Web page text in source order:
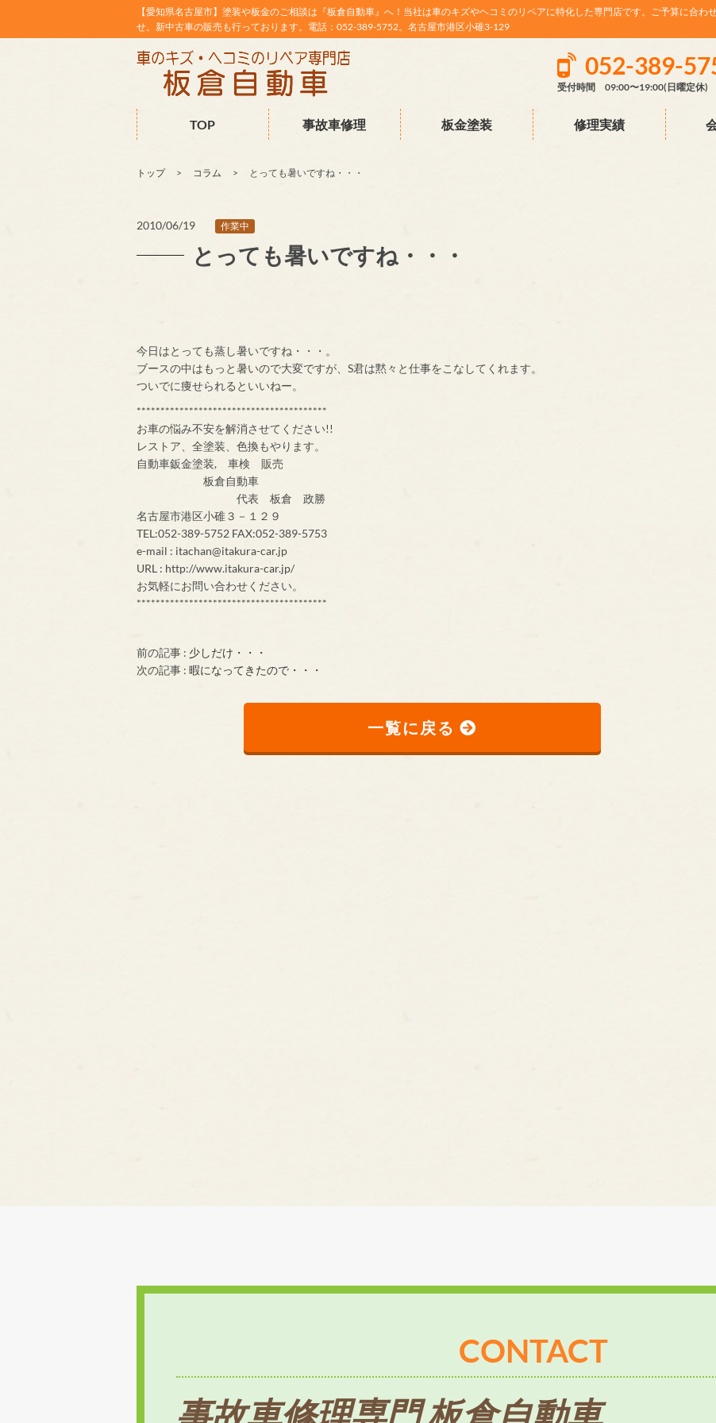
【愛知県名古屋市】塗装や板金のご相談は『板倉自動車』へ！当社は車のキズやヘコミのリペアに特化した専門店です。ご予算に合わ
せ。新中古車の販売も行っております。電話：052-389-5752。名古屋市港区小碓3-129
052-389-
受付時間 09:00〜19:00(日曜定休)
TOP 事故車修理 板金塗装 修理実績
トップ コラム とっても暑いですね・・・
2010/06/19 作業中
とっても暑いですね・・・
今日はとっても蒸し暑いですね・・・。
ブースの中はもっと暑いので大変ですが、S君は黙々と仕事をこなしてくれます。
ついでに痩せられるといいねー。
****************************************
お車の悩み不安を解消させてください!!
レストア、全塗装、色換もやります。
自動車鈑金塗装, 車検 販売
板倉自動車
代表 板倉 政勝
名古屋市港区小碓３－１２９
TEL:052-389-5752 FAX:052-389-5753
e-mail : itachan@itakura-car.jp
URL : http://www.itakura-car.jp/
お気軽にお問い合わせください。
****************************************
前の記事 : 少しだけ・・・
次の記事 : 暇になってきたので・・・
一覧に戻る
CONTACT
事故車修理専門 板倉自動車